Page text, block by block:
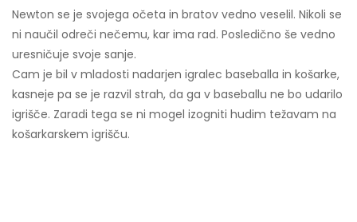
Newton se je svojega očeta in bratov vedno veselil. Nikoli se
ni naučil odreči nečemu, kar ima rad. Posledično še vedno
uresničuje svoje sanje.
Cam je bil v mladosti nadarjen igralec baseballa in košarke,
kasneje pa se je razvil strah, da ga v baseballu ne bo udarilo
igrišče. Zaradi tega se ni mogel izogniti hudim težavam na
košarkarskem igrišču.